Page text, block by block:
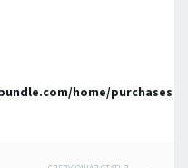
home/purchases